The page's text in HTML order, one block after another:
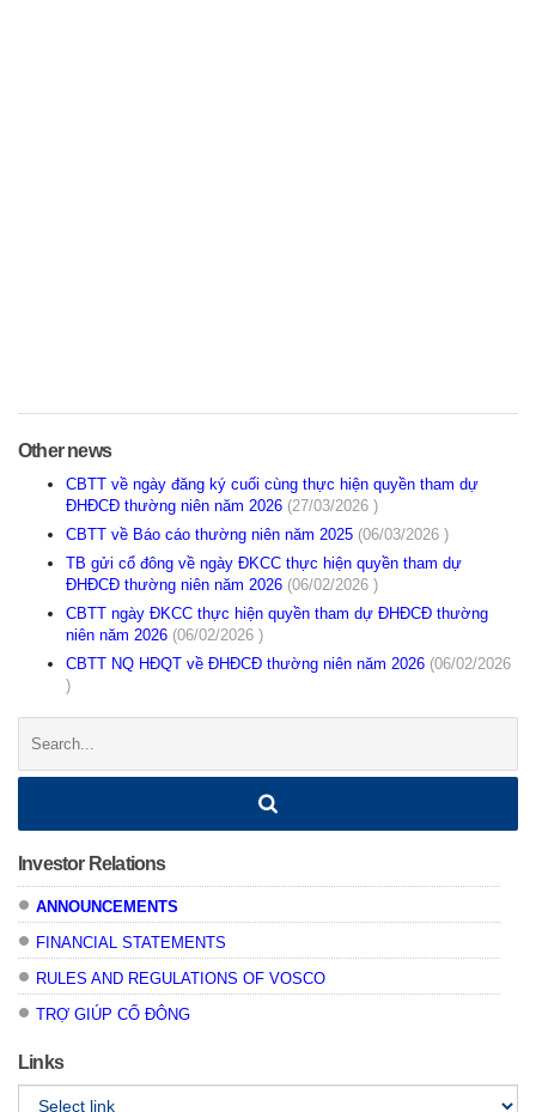
Other news
CBTT về ngày đăng ký cuối cùng thực hiện quyền tham dự
ĐHĐCĐ thường niên năm 2026 (27/03/2026 )
CBTT về Báo cáo thường niên năm 2025 (06/03/2026 )
TB gửi cổ đông về ngày ĐKCC thực hiện quyền tham dự
ĐHĐCĐ thường niên năm 2026 (06/02/2026 )
CBTT ngày ĐKCC thực hiện quyền tham dự ĐHĐCĐ thường
niên năm 2026 (06/02/2026 )
CBTT NQ HĐQT về ĐHĐCĐ thường niên năm 2026 (06/02/2026
)
Investor Relations
ANNOUNCEMENTS
FINANCIAL STATEMENTS
RULES AND REGULATIONS OF VOSCO
TRỢ GIÚP CỔ ĐÔNG
Links